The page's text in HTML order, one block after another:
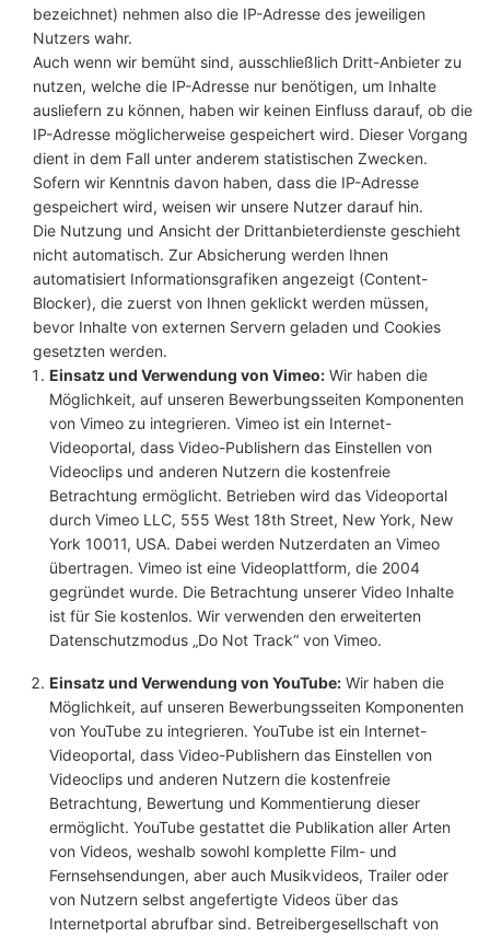
bezeichnet) nehmen also die IP-Adresse des jeweiligen
Nutzers wahr.
Auch wenn wir bemüht sind, ausschließlich Dritt-Anbieter zu
nutzen, welche die IP-Adresse nur benötigen, um Inhalte
ausliefern zu können, haben wir keinen Einfluss darauf, ob die
IP-Adresse möglicherweise gespeichert wird. Dieser Vorgang
dient in dem Fall unter anderem statistischen Zwecken.
Sofern wir Kenntnis davon haben, dass die IP-Adresse
gespeichert wird, weisen wir unsere Nutzer darauf hin.
Die Nutzung und Ansicht der Drittanbieterdienste geschieht
nicht automatisch. Zur Absicherung werden Ihnen
automatisiert Informationsgrafiken angezeigt (Content-
Blocker), die zuerst von Ihnen geklickt werden müssen,
bevor Inhalte von externen Servern geladen und Cookies
gesetzten werden.
Einsatz und Verwendung von Vimeo: Wir haben die
Möglichkeit, auf unseren Bewerbungsseiten Komponenten
von Vimeo zu integrieren. Vimeo ist ein Internet-
Videoportal, dass Video-Publishern das Einstellen von
Videoclips und anderen Nutzern die kostenfreie
Betrachtung ermöglicht. Betrieben wird das Videoportal
durch Vimeo LLC, 555 West 18th Street, New York, New
York 10011, USA. Dabei werden Nutzerdaten an Vimeo
übertragen. Vimeo ist eine Videoplattform, die 2004
gegründet wurde. Die Betrachtung unserer Video Inhalte
ist für Sie kostenlos. Wir verwenden den erweiterten
Datenschutzmodus „Do Not Track“ von Vimeo.
Einsatz und Verwendung von YouTube: Wir haben die
Möglichkeit, auf unseren Bewerbungsseiten Komponenten
von YouTube zu integrieren. YouTube ist ein Internet-
Videoportal, dass Video-Publishern das Einstellen von
Videoclips und anderen Nutzern die kostenfreie
Betrachtung, Bewertung und Kommentierung dieser
ermöglicht. YouTube gestattet die Publikation aller Arten
von Videos, weshalb sowohl komplette Film- und
Fernsehsendungen, aber auch Musikvideos, Trailer oder
von Nutzern selbst angefertigte Videos über das
Internetportal abrufbar sind. Betreibergesellschaft von